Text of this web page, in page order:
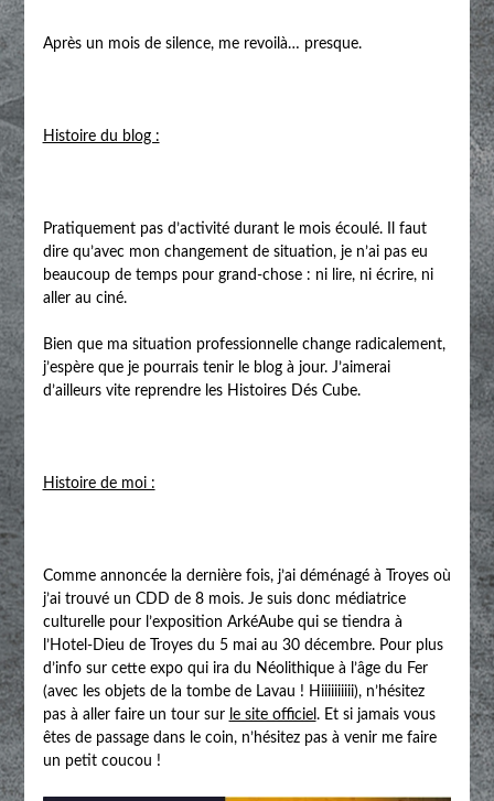
Après un mois de silence, me revoilà… presque.
Histoire du blog :
Pratiquement pas d’activité durant le mois écoulé. Il faut
dire qu’avec mon changement de situation, je n’ai pas eu
beaucoup de temps pour grand-chose : ni lire, ni écrire, ni
aller au ciné.
Bien que ma situation professionnelle change radicalement,
j’espère que je pourrais tenir le blog à jour. J’aimerai
d’ailleurs vite reprendre les Histoires Dés Cube.
Histoire de moi :
Comme annoncée la dernière fois, j’ai déménagé à Troyes où
j’ai trouvé un CDD de 8 mois. Je suis donc médiatrice
culturelle pour l’exposition ArkéAube qui se tiendra à
l’Hotel-Dieu de Troyes du 5 mai au 30 décembre. Pour plus
d’info sur cette expo qui ira du Néolithique à l’âge du Fer
(avec les objets de la tombe de Lavau ! Hiiiiiiiiii), n’hésitez
pas à aller faire un tour sur le site officiel . Et si jamais vous
êtes de passage dans le coin, n’hésitez pas à venir me faire
un petit coucou !